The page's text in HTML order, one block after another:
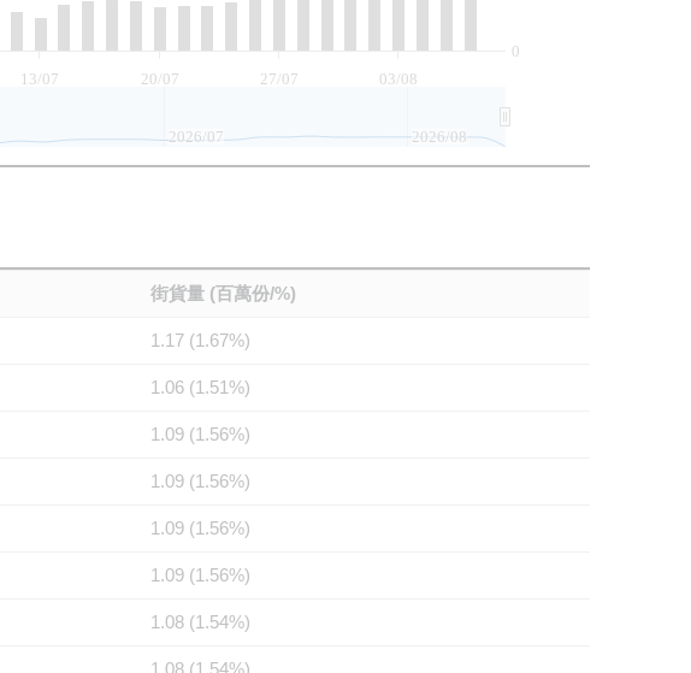
13/07 20/07 27/07 03/08
0
2026/07 2026/08
街貨量 (百萬份/%)
1.17 (1.67%)
1.06 (1.51%)
1.09 (1.56%)
1.09 (1.56%)
1.09 (1.56%)
1.09 (1.56%)
1.08 (1.54%)
1.08 (1.54%)